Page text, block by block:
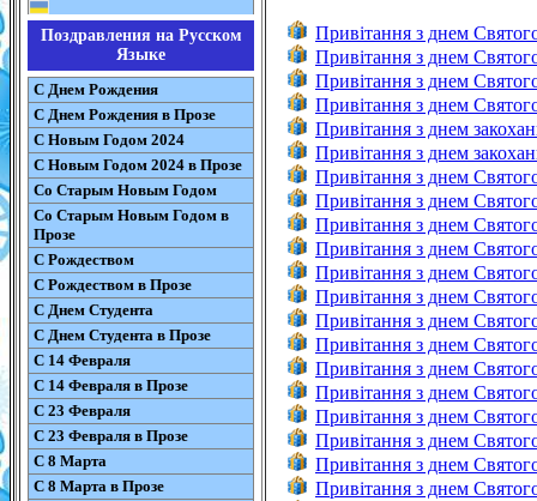
Поздравления на Русском
Языке
С Днем Рождения
С Днем Рождения в Прозе
С Новым Годом 2024
С Новым Годом 2024 в Прозе
Со Старым Новым Годом
Со Старым Новым Годом в
Прозе
С Рождеством
С Рождеством в Прозе
С Днем Студента
С Днем Студента в Прозе
С 14 Февраля
С 14 Февраля в Прозе
С 23 Февраля
С 23 Февраля в Прозе
С 8 Марта
С 8 Марта в Прозе
Привітання з днем
Привітання з днем
Привітання з днем
Привітання з днем
Привітання з днем
Привітання з днем
Привітання з днем
Привітання з днем
Привітання з днем
Привітання з днем
Привітання з днем
Привітання з днем
Привітання з днем
Привітання з днем
Привітання з днем
Привітання з днем
Привітання з днем
Привітання з днем
Привітання з днем
Привітання з днем